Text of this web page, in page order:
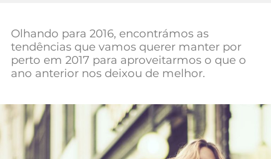
Negócios
Mundial 2026
Olhando para 2016, encontrámos as
tendências que vamos querer manter por
perto em 2017 para aproveitarmos o que o
ano anterior nos deixou de melhor.